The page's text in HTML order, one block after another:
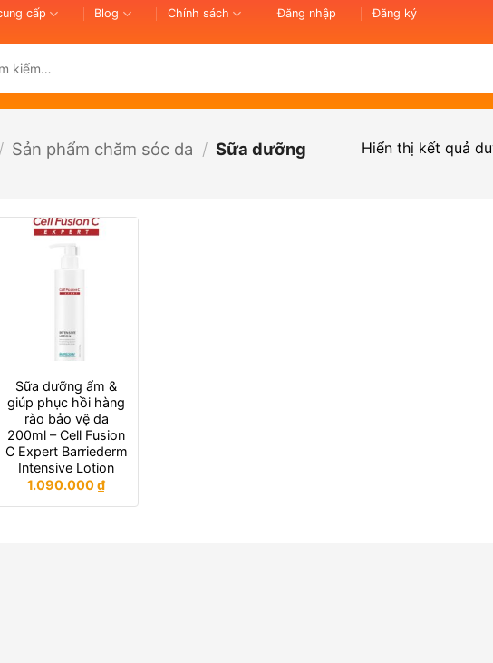
cấp Blog Chính sách Đăng nhập Đăng ký
/ Sản phẩm chăm sóc da / Sữa dưỡng Hiển thị kết quả
Sữa dưỡng ẩm &
giúp phục hồi hàng
rào bảo vệ da
200ml – Cell Fusion
C Expert Barriederm
Intensive Lotion
1.090.000₫